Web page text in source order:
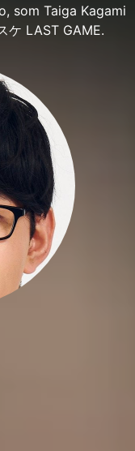
som Taiga Kagami
ケ LAST GAME.